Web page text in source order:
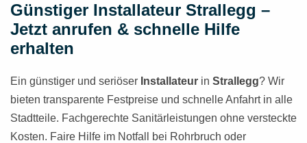
Günstiger Installateur Strallegg –
Jetzt anrufen & schnelle Hilfe
erhalten
Ein günstiger und seriöser Installateur in Strallegg? Wir
bieten transparente Festpreise und schnelle Anfahrt in alle
Stadtteile. Fachgerechte Sanitärleistungen ohne versteckte
Kosten. Faire Hilfe im Notfall bei Rohrbruch oder